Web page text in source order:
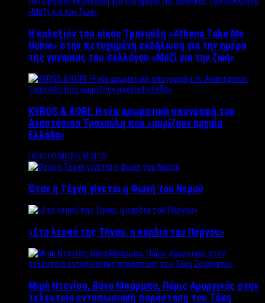
Η κολεξιόν του οίκου Τρανούλη «Athena Take Me
Home» στην πετυχημένη εκδήλωση για την ημέρα
της γυναίκας του συλλόγου «Μαζί για την ζωή»
KYROS & KORI: Η νέα αρωματική υπογραφή του
Αναστάσιου Τρανούλη που «μυρίζουν αρχαία
Ελλάδα»
ΠΟΛΙΤΙΣΜΟΣ/EVENTS
Όταν η Τέχνη γίνεται η Φωνή του Νερού
«Στο λευκό της Τήνου, η καρδιά του Πύργου»
Μιμή Ντενίση, Βάνα Μπάρμπα, Πάρις Αμοργινός στην
τελευταία εντυπωσιακή παράσταση του Τάκη